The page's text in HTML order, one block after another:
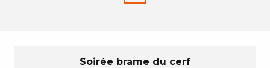
Soirée brame du cerf